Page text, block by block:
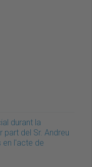
durant la
del Sr. Andreu
en l'acte de